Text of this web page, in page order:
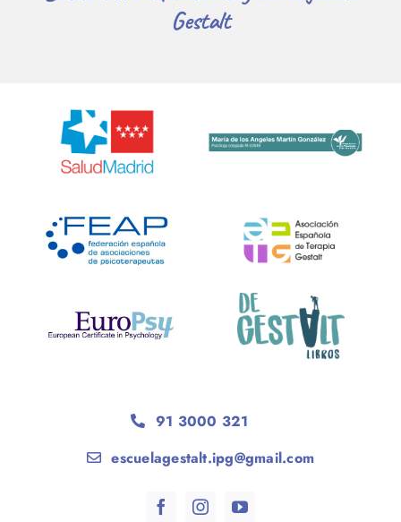
Gestalt
91 3000 321
escuelagestalt.ipg@gmail.com